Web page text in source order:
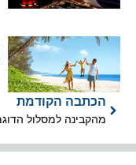
הכתבה הקודמת